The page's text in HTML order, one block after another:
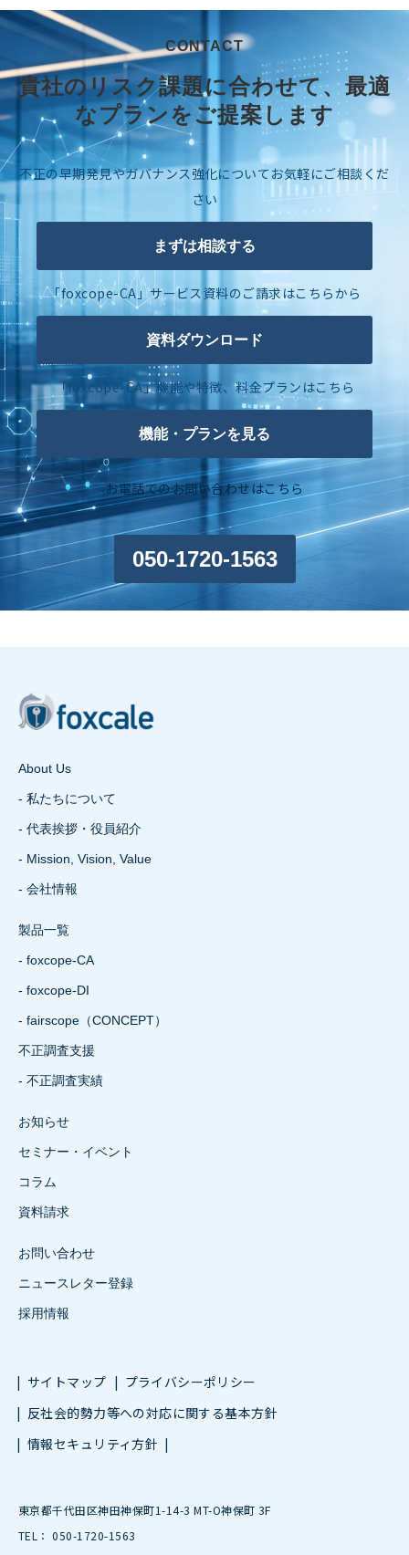
CONTACT
貴社のリスク課題に合わせて、最適
なプランをご提案します
不正の早期発見やガバナンス強化についてお気軽にご相談くだ
さい
まずは相談する
「foxcope-CA」サービス資料のご請求はこちらから
資料ダウンロード
「foxcope-CA」機能や特徴、料金プランはこちら
機能・プランを見る
お電話でのお問い合わせはこちら
050-1720-1563
About Us
- 私たちについて
- 代表挨拶・役員紹介
- Mission, Vision, Value
- 会社情報
製品一覧
- foxcope-CA
- foxcope-DI
- fairscope（CONCEPT）
不正調査支援
- 不正調査実績
お知らせ
セミナー・イベント
コラム
資料請求
お問い合わせ
ニュースレター登録
採用情報
サイトマップ
プライバシーポリシー
反社会的勢力等への対応に関する基本方針
情報セキュリティ方針
東京都千代田区神田神保町1-14-3 MT-O神保町 3F
TEL： 050-1720-1563